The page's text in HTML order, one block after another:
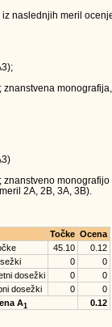
naslednjih meril
2A, 2B, 3A, 3B).
Točke Ocena
45.10
0.12
0
0
dosežki
0
0
dosežki 0
0
A1 0.12